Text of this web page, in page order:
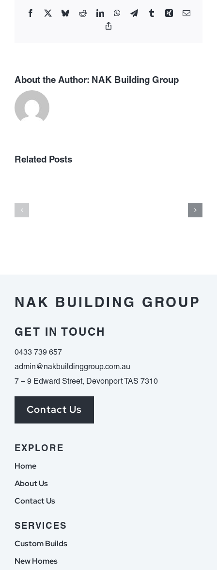
Facebook BlueskyRedditLinkedInWhatsApp
TelegramTumblrXing Email
About the Author: NAK Building Group
Related Posts
เลือก
bestimmte
erledigen
NAK BUILDING GROUP
GET IN TOUCH
0433 739 657
admin@nakbuildinggroup.com.au
7 – 9 Edward Street, Devonport TAS 7310
Contact Us
EXPLORE
Home
About Us
Contact Us
SERVICES
Custom Builds
New Homes